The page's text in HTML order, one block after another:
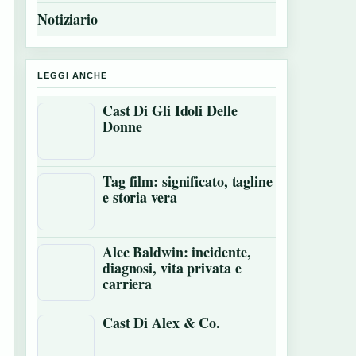
Notiziario
LEGGI ANCHE
Cast Di Gli Idoli Delle
Donne
Tag film: significato, tagline
e storia vera
Alec Baldwin: incidente,
diagnosi, vita privata e
carriera
Cast Di Alex & Co.